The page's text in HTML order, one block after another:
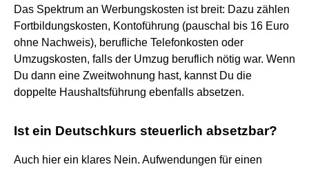
Das Spektrum an Werbungskosten ist breit: Dazu zählen
Fortbildungskosten, Kontoführung (pauschal bis 16 Euro
ohne Nachweis), berufliche Telefonkosten oder
Umzugskosten, falls der Umzug beruflich nötig war. Wenn
Du dann eine Zweitwohnung hast, kannst Du die
doppelte Haushaltsführung ebenfalls absetzen.
Ist ein Deutschkurs steuerlich absetzbar?
Auch hier ein klares Nein. Aufwendungen für einen